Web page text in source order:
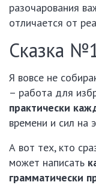
разочарования
отличается от
Сказка
Я вовсе не
– работа для
практически
времени и сил на
А вот тех, кто
может написать
грамматически